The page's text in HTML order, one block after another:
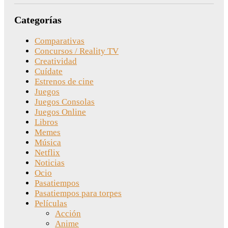
Categorías
Comparativas
Concursos / Reality TV
Creatividad
Cuídate
Estrenos de cine
Juegos
Juegos Consolas
Juegos Online
Libros
Memes
Música
Netflix
Noticias
Ocio
Pasatiempos
Pasatiempos para torpes
Películas
Acción
Anime